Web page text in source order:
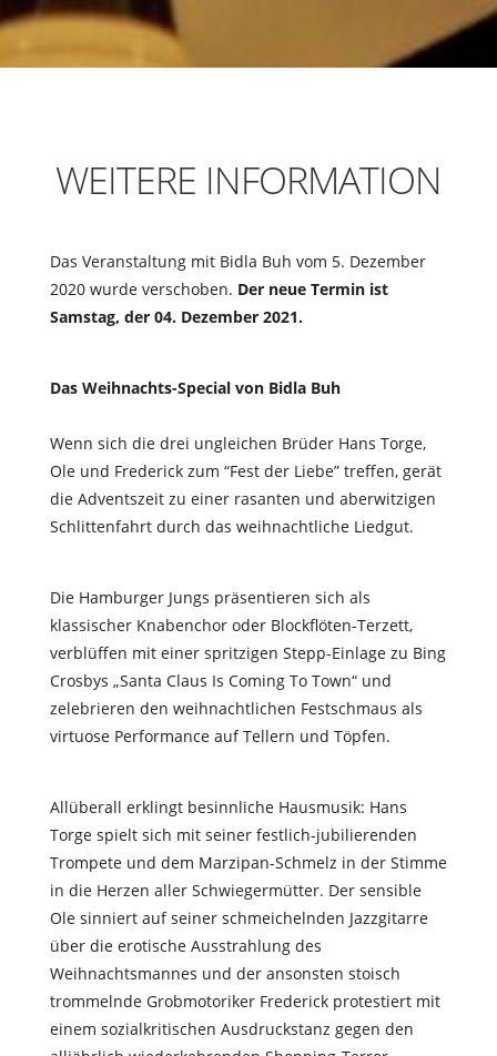
WEITERE INFORMATION
Das Veranstaltung mit Bidla Buh vom 5. Dezember
2020 wurde verschoben. Der neue Termin ist
Samstag, der 04. Dezember 2021.
Das Weihnachts-Special von Bidla Buh
Wenn sich die drei ungleichen Brüder Hans Torge,
Ole und Frederick zum “Fest der Liebe” treffen, gerät
die Adventszeit zu einer rasanten und aberwitzigen
Schlittenfahrt durch das weihnachtliche Liedgut.
Die Hamburger Jungs präsentieren sich als
klassischer Knabenchor oder Blockflöten-Terzett,
verblüffen mit einer spritzigen Stepp-Einlage zu Bing
Crosbys „Santa Claus Is Coming To Town“ und
zelebrieren den weihnachtlichen Festschmaus als
virtuose Performance auf Tellern und Töpfen.
Allüberall erklingt besinnliche Hausmusik: Hans
Torge spielt sich mit seiner festlich-jubilierenden
Trompete und dem Marzipan-Schmelz in der Stimme
in die Herzen aller Schwiegermütter. Der sensible
Ole sinniert auf seiner schmeichelnden Jazzgitarre
über die erotische Ausstrahlung des
Weihnachtsmannes und der ansonsten stoisch
trommelnde Grobmotoriker Frederick protestiert mit
einem sozialkritischen Ausdruckstanz gegen den